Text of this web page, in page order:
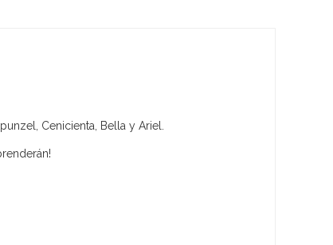
Cenicienta, Bella y Ariel.